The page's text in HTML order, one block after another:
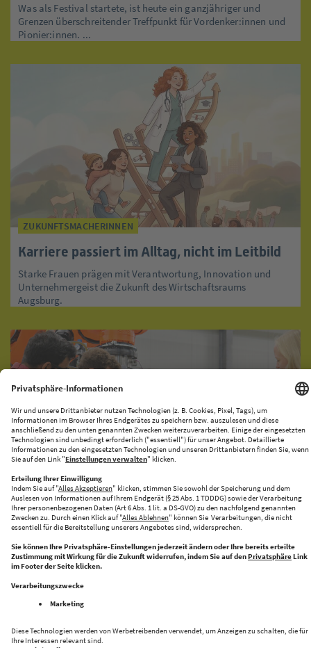
Was als Festival startete, ist heute ein ganzjähriger und
Grenzen überschreitender Treffpunkt für Vordenker:innen und
Pionier:innen. ...
ZUKUNFTSMACHERINNEN
Karriere passiert im Alltag, nicht im Leitbild
Starke Frauen prägen mit Verantwortung, Innovation und
Unternehmergeist die Zukunft des Wirtschaftsraums
Augsburg.
KI-PRODUKATIONSNETZWERK
CENTRE FOR FUTURE PRODUCTION